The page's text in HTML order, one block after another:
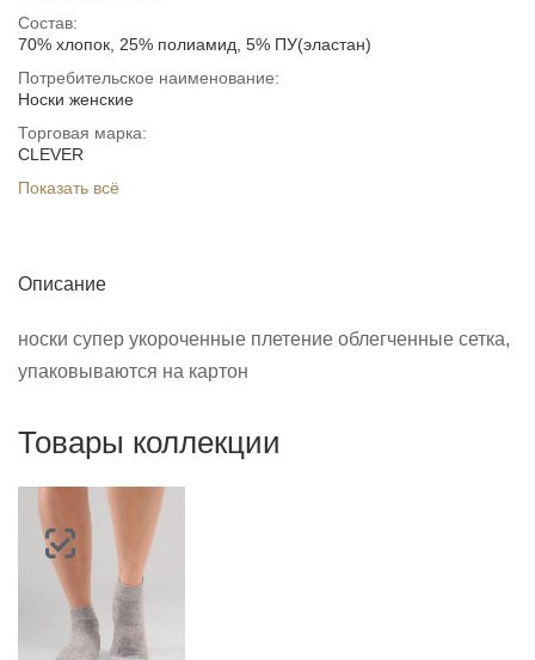
Состав:
70% хлопок, 25% полиамид, 5% ПУ(эластан)
Потребительское наименование:
Носки женские
Торговая марка:
CLEVER
Показать всё
Описание
носки супер укороченные плетение облегченные сетка,
упаковываются на картон
Товары коллекции